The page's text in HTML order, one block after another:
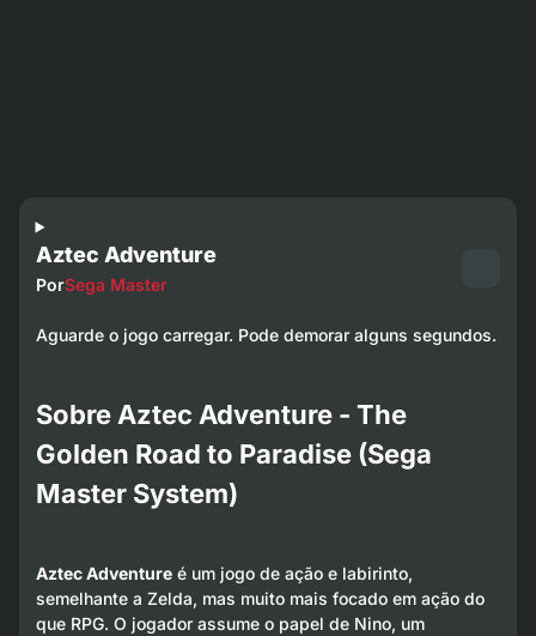
Aztec Adventure
PorSega Master
Aguarde o jogo carregar. Pode demorar alguns segundos.
Sobre Aztec Adventure - The
Golden Road to Paradise (Sega
Master System)
Aztec Adventureé um jogo de ação e labirinto,
semelhante a Zelda, mas muito mais focado em ação do
que RPG. O jogador assume o papel de Nino, um